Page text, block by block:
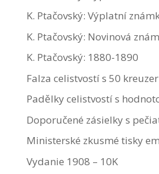
K. Ptačovský: Výplatní
K. Ptačovský: Novinová
K. Ptačovský: 1880-1890
Falza celistvostí s 50
Padělky celistvostí s
Doporučené zásielky s
Ministerské zkusmé tisky
Vydanie 1908 – 10K